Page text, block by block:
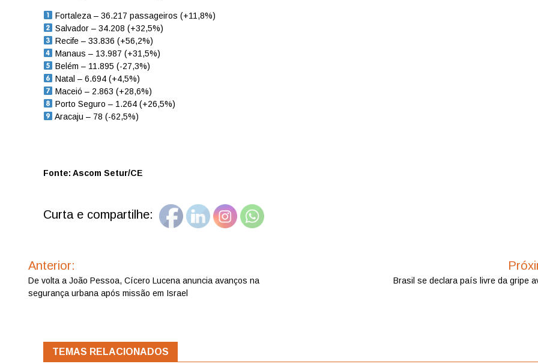
Fortaleza – 36.217 passageiros (+11,8%)
Salvador – 34.208 (+32,5%)
Recife – 33.836 (+56,2%)
Manaus – 13.987 (+31,5%)
Belém – 11.895 (-27,3%)
Natal – 6.694 (+4,5%)
Maceió – 2.863 (+28,6%)
Porto Seguro – 1.264 (+26,5%)
Aracaju – 78 (-62,5%)
Fonte: Ascom Setur/CE
Curta e compartilhe:
de
Anterior:
De volta a João Pessoa, Cícero Lucena anuncia avanços na
segurança urbana após missão em Israel
Brasil se declara país livre da gripe
TEMAS RELACIONADOS